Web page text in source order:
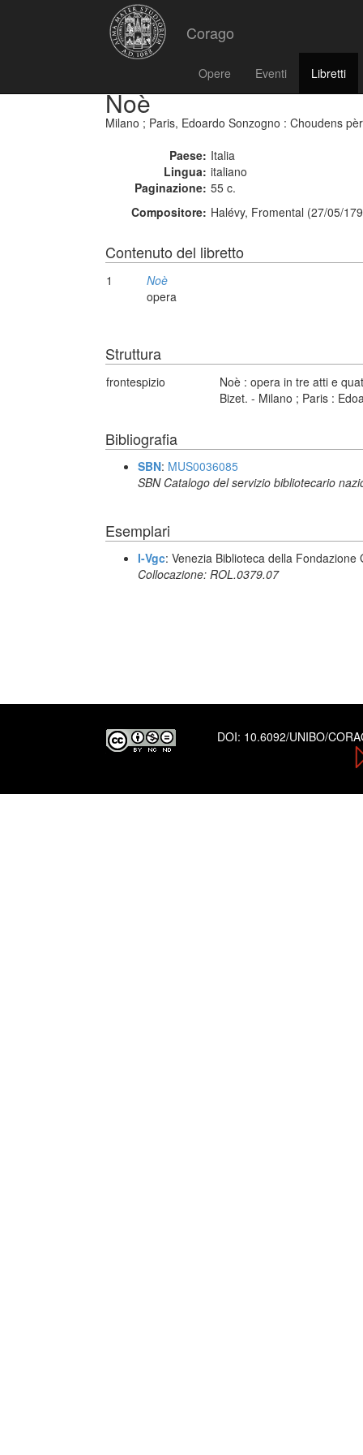
Corago
Opere Eventi Libretti
Noè
Milano ; Paris, Edoardo Sonzogno : Choudens
Paese: Italia
Lingua: italiano
Paginazione: 55 c.
Compositore: Halévy, Fromental (27/05/
Contenuto del libretto
1
Noè
opera
Struttura
frontespizio
Noè : opera in tre atti e
Bizet. - Milano ; Paris :
Bibliografia
SBN: MUS0036085
SBN Catalogo del servizio bibliotecario
Esemplari
I-Vgc: Venezia Biblioteca della Fondazione
Collocazione: ROL.0379.07
DOI: 10.6092/UNIBO/